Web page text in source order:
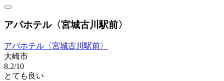
アパホテル〈宮城古川駅前〉
アパホテル〈宮城古川駅前〉
大崎市
8.2/10
とても良い